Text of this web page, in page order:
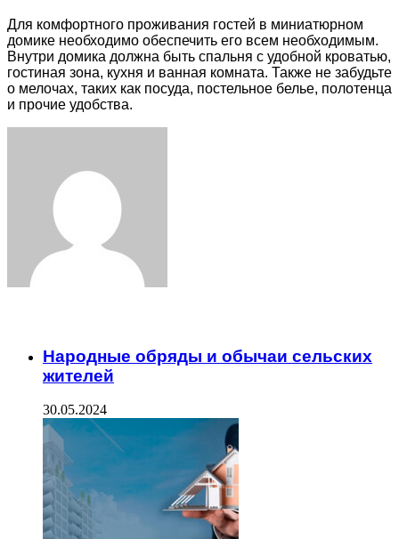
Для комфортного проживания гостей в миниатюрном
домике необходимо обеспечить его всем необходимым.
Внутри домика должна быть спальня с удобной кроватью,
гостиная зона, кухня и ванная комната. Также не забудьте
о мелочах, таких как посуда, постельное белье, полотенца
и прочие удобства.
Народные обряды и обычаи сельских
жителей
30.05.2024